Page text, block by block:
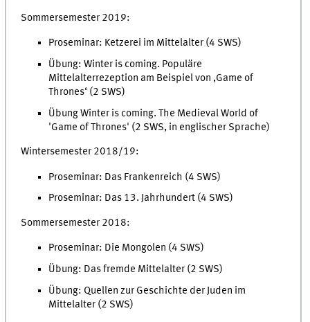
Sommersemester 2019:
Proseminar: Ketzerei im Mittelalter (4 SWS)
Übung: Winter is coming. Populäre
Mittelalterrezeption am Beispiel von ‚Game of
Thrones‘ (2 SWS)
Übung Winter is coming. The Medieval World of
'Game of Thrones' (2 SWS, in englischer Sprache)
Wintersemester 2018/19:
Proseminar: Das Frankenreich (4 SWS)
Proseminar: Das 13. Jahrhundert (4 SWS)
Sommersemester 2018:
Proseminar: Die Mongolen (4 SWS)
Übung: Das fremde Mittelalter (2 SWS)
Übung: Quellen zur Geschichte der Juden im
Mittelalter (2 SWS)